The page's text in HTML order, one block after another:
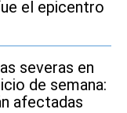
el epicentro
severas en
de semana:
afectadas